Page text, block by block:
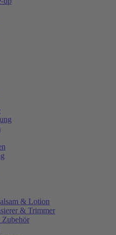
& Lotion
& Trimmer
Zubehör